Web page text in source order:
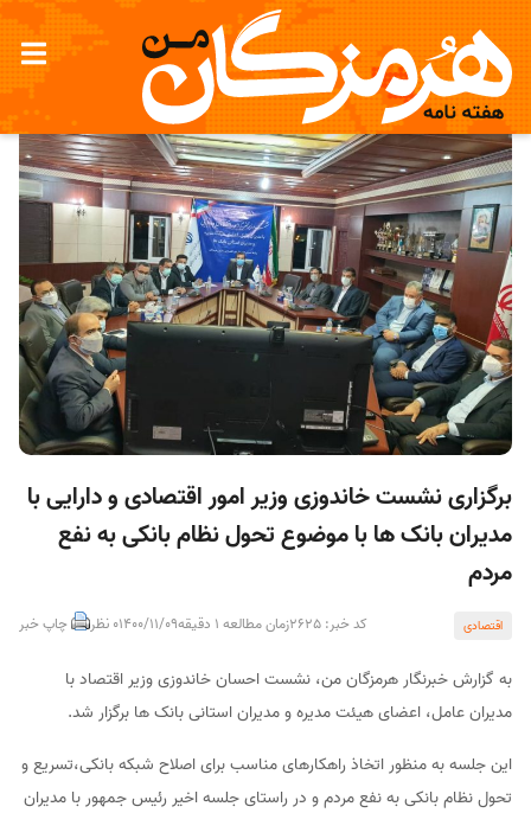
برگزاری نشست خاندوزی وزیر امور اقتصادی و دارایی با
مدیران بانک ها با موضوع تحول نظام بانکی به نفع
مردم
اقتصادی کد خبر: 2625 زمان مطالعه 1 دقیقه 1400/11/090 نظر چاپ خبر
به گزارش خبرنگار هرمزگان من، نشست احسان خاندوزی وزیر اقتصاد با
مدیران عامل، اعضای هیئت مدیره و مدیران استانی بانک ها برگزار شد.
این جلسه به منظور اتخاذ راهکارهای مناسب برای اصلاح شبکه بانکی،تسریع و
تحول نظام بانکی به نفع مردم و در راستای جلسه اخیر رئیس جمهور با مدیران